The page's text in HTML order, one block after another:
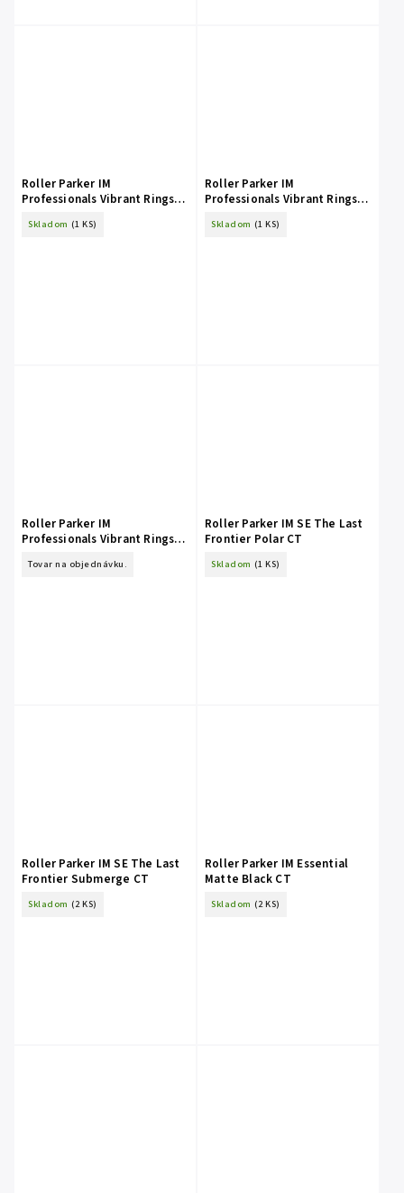
Roller Parker IM
Professionals Vibrant Rings
Skladom (1 KS)
Roller Parker IM
Professionals Vibrant Rings
Skladom (1 KS)
Roller Parker IM
Professionals Vibrant Rings
Tovar na objednávku.
Roller Parker IM SE The Last
Frontier Polar CT
Skladom (1 KS)
Roller Parker IM SE The Last
Frontier Submerge CT
Skladom (2 KS)
Roller Parker IM Essential
Matte Black CT
Skladom (2 KS)